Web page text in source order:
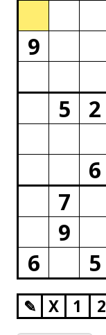
9
5
2
6
7
9
6
5
✎ X 1 2